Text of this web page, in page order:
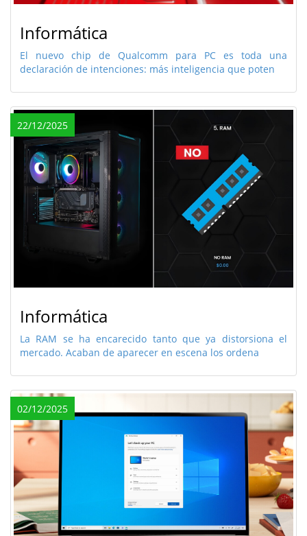
Informática
El nuevo chip de Qualcomm para PC es toda una
declaración de intenciones: más inteligencia que poten
22/12/2025
Informática
La RAM se ha encarecido tanto que ya distorsiona el
mercado. Acaban de aparecer en escena los ordena
02/12/2025